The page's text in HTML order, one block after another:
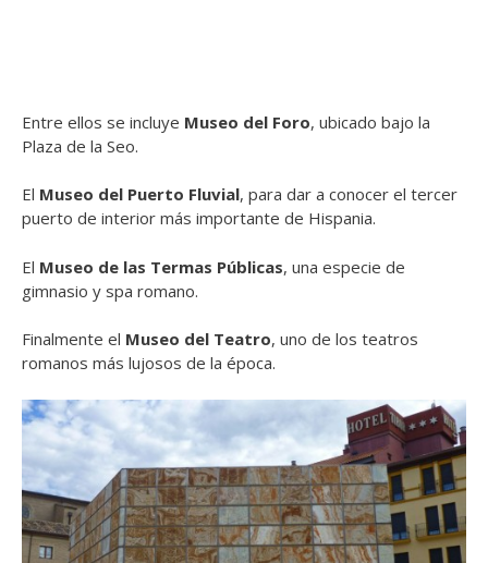
Entre ellos se incluye Museo del Foro, ubicado bajo la
Plaza de la Seo.
El Museo del Puerto Fluvial, para dar a conocer el tercer
puerto de interior más importante de Hispania.
El Museo de las Termas Públicas, una especie de
gimnasio y spa romano.
Finalmente el Museo del Teatro, uno de los teatros
romanos más lujosos de la época.